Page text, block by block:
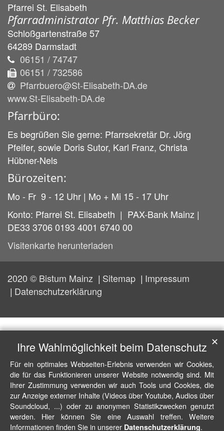
Pfarrei St. Elisabeth
Pfarradministrator Pfr. Matthias Becker
Schloßgartenstraße 57
64289 Darmstadt
06151 / 74747
06151 / 732586
Pfarrbuero@St-Elisabeth-DA.de
www.St-Elisabeth-DA.de
Pfarrbüro:
Es begrüßen Sie gerne: Pfarrsekretär Dr. Jörg
Pfeifer, sowie Doris Sutor, Karl Franz, Christa
Hübner-Nels
Bürozeiten:
Mo - Fr 9 - 12 Uhr | Mo + Mi 15 - 17 Uhr
Konto: Pfarrei St. Elisabeth | PAX-Bank Mainz |
DE33 3706 0193 4001 6740 00
Visitenkarte herunterladen
2020 © Bistum Mainz Sitemap
Impressum
Datenschutzerklärung
Ihre Wahlmöglichkeit beim Datenschutz
Für ein optimales Webseiten-Erlebnis verwenden wir Cookies,
die für das Funktionieren unserer Website notwendig sind. Mit
Ihrer Zustimmung verwenden wir auch Tools und Cookies, die
zur Anzeige externer Inhalte (Videos über Youtube, Audios über
Soundcloud, ...) oder zu anonymen Statistikzwecken genutzt
werden. Hier können Sie eine Auswahl treffen. Weitere
Informationen finden Sie in unserer Datenschutzerklärung.
✕